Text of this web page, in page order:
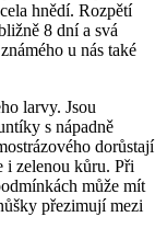
hnědí. Rozpětí
8 dní a svá
u nás také
larvy. Jsou
s nápadně
dorůstají
i zelenou kůru. Při
může mít
přezimují mezi